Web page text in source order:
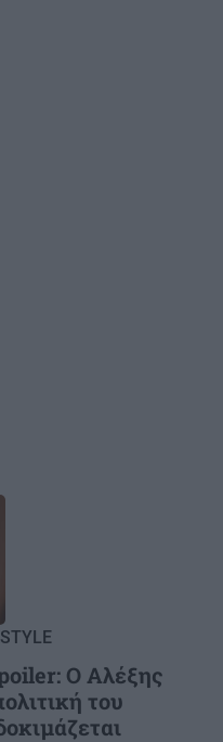
Ο Αλέξης
του